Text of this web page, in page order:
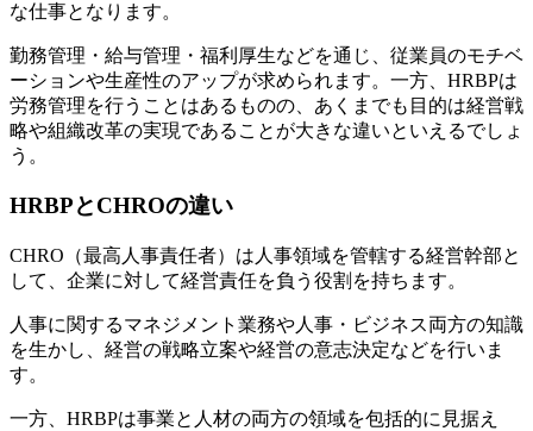
な仕事となります。
勤務管理・給与管理・福利厚生などを通じ、従業員のモチベ
ーションや生産性のアップが求められます。一方、HRBPは
労務管理を行うことはあるものの、あくまでも目的は経営戦
略や組織改革の実現であることが大きな違いといえるでしょ
う。
HRBPとCHROの違い
CHRO（最高人事責任者）は人事領域を管轄する経営幹部と
して、企業に対して経営責任を負う役割を持ちます。
人事に関するマネジメント業務や人事・ビジネス両方の知識
を生かし、経営の戦略立案や経営の意志決定などを行いま
す。
一方、HRBPは事業と人材の両方の領域を包括的に見据え